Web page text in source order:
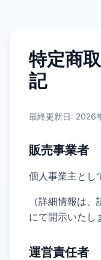
特定商
記
最終更新日: 2026
販売事業者
個人事業主とし
（詳細情報は
にて開示いたし
運営責任者